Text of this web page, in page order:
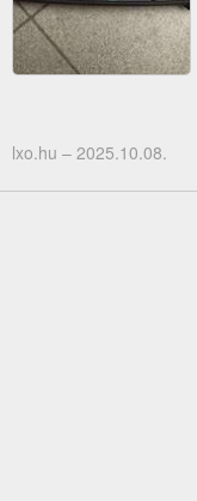
lxo.hu – 2025.10.08.